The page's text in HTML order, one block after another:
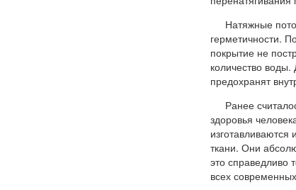
Натяжные
герметичности.
покрытие не
количество
предохранят
Ранее
здоровья
ткани. Они
это справедливо
всех